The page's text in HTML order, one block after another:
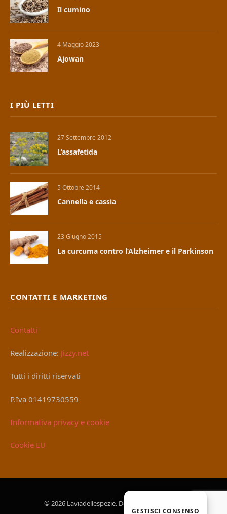
Il cumino
4 Maggio 2023
Ajowan
I PIÙ LETTI
27 Settembre 2012
L’assafetida
5 Ottobre 2014
Cannella e cassia
23 Giugno 2015
La curcuma contro l’Alzheimer e il Parkinson
CONTATTI E MARKETING
Contatti
Realizzazione: Jizzy.net
Tutti i diritti riservati
P.Iva 01419730559
Informativa privacy e cookie
Cookie EU
© 2026 Laviadellespezie. Designed by
GESTISCI CONSENSO